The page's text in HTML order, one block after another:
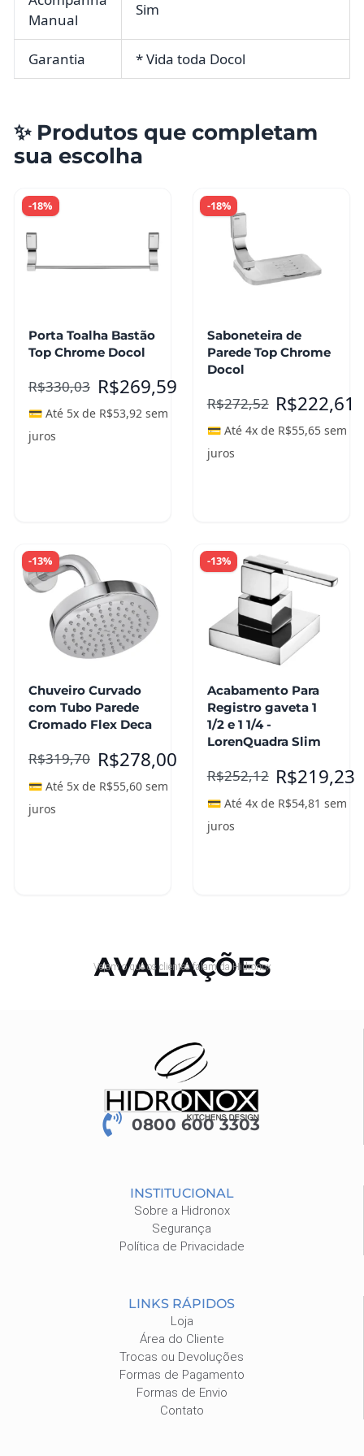
Manual
Sim
Garantia * Vida toda Docol
✨ Produtos que completam
sua escolha
-18%
Porta Toalha Bastão
Top Chrome Docol
R$330,03 R$269,59
💳 Até 5x de R$53,92 sem
juros
-18%
Saboneteira de
Parede Top Chrome
Docol
R$272,52 R$222,61
💳 Até 4x de R$55,65sem
juros
-13%
Chuveiro Curvado
com Tubo Parede
Cromado Flex Deca
R$319,70 R$278,00
💳 Até 5x de R$55,60 sem
juros
-13%
Acabamento Para
Registro gaveta 1
1/2 e 1 1/4 -
LorenQuadra Slim
R$252,12 R$219,23
💳 Até 4x de R$54,81 sem
juros
AVALIAÇÕES
Vejam o que os clientes falam da Hidronox
0800 600 3303
INSTITUCIONAL
Sobre a Hidronox
Segurança
Política de Privacidade
LINKS RÁPIDOS
Loja
Área do Cliente
Trocas ou Devoluções
Formas de Pagamento
Formas de Envio
Contato